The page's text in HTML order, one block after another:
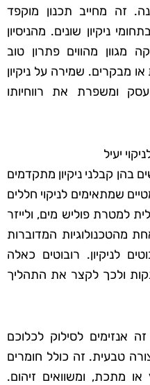
זה מחייב תכנון מוקפד
ניקיון שונים. מהניסיון
מגוון מהווים פתרון טוב
מבקרים. שמירה על ניקיון
ומשפרת את רווחיותו
יעיל
בהן קבלני ניקיון מתקדמים
שמתאימים לניקוי חללים
למטרת פוליש מים, ולייזר
מהטכנולוגיות המדוברות
לניקיון. רובוטים כאלה
ולכך לקצר את התהליך
זה אנזימים לסילוק לכלוכם
טבעית. זה כולל חומרים
מתכת, ומשוואים זיהום.